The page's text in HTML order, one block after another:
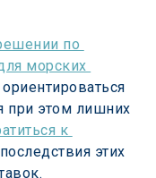
по
морских
при этом лишних
к
этих